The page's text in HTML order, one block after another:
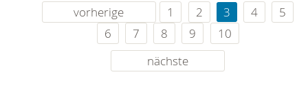
vorherige 1 2 3 4
5
6
7 8 9
10
nächste